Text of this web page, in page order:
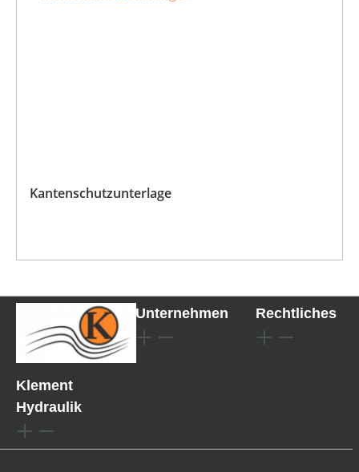
Kantenschutzunterlage
Klement
Hydraulik
Unternehmen Rechtliches